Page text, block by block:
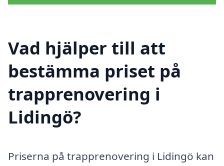
Vad hjälper till att
bestämma priset på
trapprenovering i
Lidingö?
Priserna på trapprenovering i Lidingö kan